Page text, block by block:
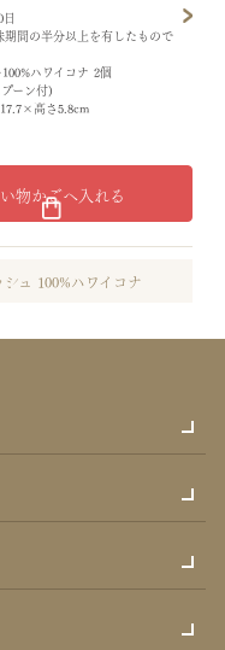
間の半分以上を有したもので
ハワイコナ 2個
ーン付)
高さ5.8cm
物かごへ入れる
ュ 100%ハワイコナ